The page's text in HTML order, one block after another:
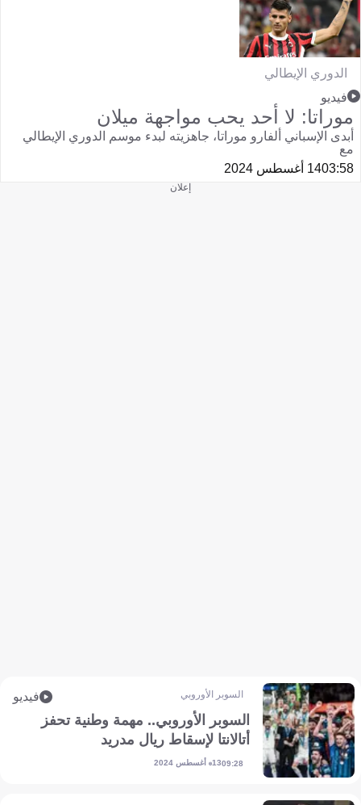
الدوري الإيطالي
فيديو
موراتا: لا أحد يحب مواجهة ميلان
أبدى الإسباني ألفارو موراتا، جاهزيته لبدء موسم الدوري الإيطالي
مع
03:5814 أغسطس 2024
إعلان
السوبر الأوروبي فيديو
السوبر الأوروبي.. مهمة وطنية تحفز
أتالانتا لإسقاط ريال مدريد
09:2813 أغسطس 2024